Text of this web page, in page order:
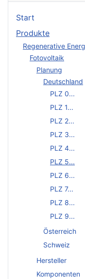
Start
Produkte
Regenerative
Fotovoltaik
Planung
Deutschland
PLZ 0...
PLZ 1...
PLZ 2...
PLZ 3...
PLZ 4...
PLZ 5...
PLZ 6...
PLZ 7...
PLZ 8...
PLZ 9...
Österreich
Schweiz
Hersteller
Komponenten